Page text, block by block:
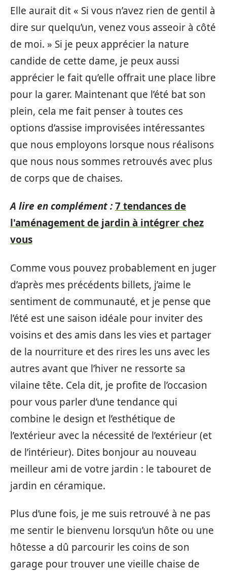
Elle aurait dit « Si vous n’avez rien de gentil à
dire sur quelqu’un, venez vous asseoir à côté
de moi. » Si je peux apprécier la nature
candide de cette dame, je peux aussi
apprécier le fait qu’elle offrait une place libre
pour la garer. Maintenant que l’été bat son
plein, cela me fait penser à toutes ces
options d’assise improvisées intéressantes
que nous employons lorsque nous réalisons
que nous nous sommes retrouvés avec plus
de corps que de chaises.
A lire en complément :7 tendances de
l'aménagement de jardin à intégrer chez
vous
Comme vous pouvez probablement en juger
d’après mes précédents billets, j’aime le
sentiment de communauté, et je pense que
l’été est une saison idéale pour inviter des
voisins et des amis dans les vies et partager
de la nourriture et des rires les uns avec les
autres avant que l’hiver ne ressorte sa
vilaine tête. Cela dit, je profite de l’occasion
pour vous parler d’une tendance qui
combine le design et l’esthétique de
l’extérieur avec la nécessité de l’extérieur (et
de l’intérieur). Dites bonjour au nouveau
meilleur ami de votre jardin : le tabouret de
jardin en céramique.
Plus d’une fois, je me suis retrouvé à ne pas
me sentir le bienvenu lorsqu’un hôte ou une
hôtesse a dû parcourir les coins de son
garage pour trouver une vieille chaise de